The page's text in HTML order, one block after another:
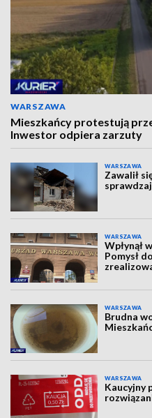
WARSZAWA
Mieszkańcy protestują
Inwestor odpiera zarzuty
WARSZAWA
Zawalił
WARSZAWA
Wpłynął
Pomysł
WARSZAWA
Brudna
WARSZAWA
Kaucyjny